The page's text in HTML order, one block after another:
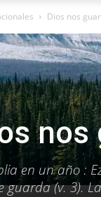
Dios nos
nos
en un año :
guarda (v. 3).